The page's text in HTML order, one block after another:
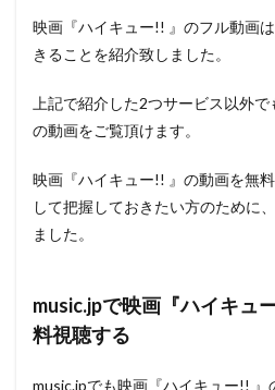
映画『ハイキュー!! 』のフル動画
きることを紹介致しました。
上記で紹介した2つサービス以外
の動画をご覧頂けます。
映画『ハイキュー!! 』の動画を無
して把握しておきたい方のために
ました。
music.jpで映画『ハイキュ
料視聴する
music.jpでも映画『ハイキュー!!